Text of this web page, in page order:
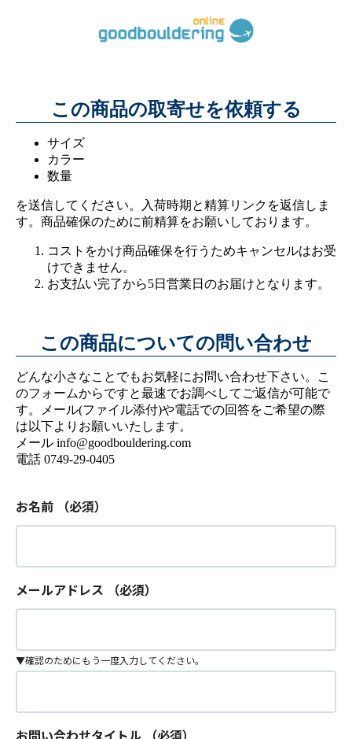
この商品の取寄せを依頼する
サイズ
カラー
数量
を送信してください。入荷時期と精算リンクを返信しま
す。商品確保のために前精算をお願いしております。
コストをかけ商品確保を行うためキャンセルはお受
けできません。
お支払い完了から5日営業日のお届けとなります。
この商品についての問い合わせ
どんな小さなことでもお気軽にお問い合わせ下さい。こ
のフォームからですと最速でお調べしてご返信が可能で
す。メール(ファイル添付)や電話での回答をご希望の際
は以下よりお願いいたします。
メール info@goodbouldering.com
電話 0749-29-0405
お名前 （必須）
メールアドレス （必須）
▼確認のためにもう一度入力してください。